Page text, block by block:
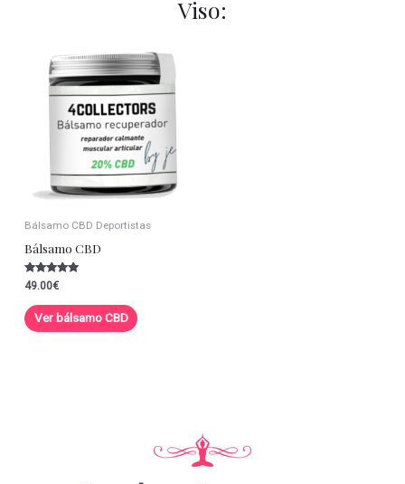
Viso:
Bálsamo CBD Deportistas
Bálsamo CBD
Valorado con
5.00
de 5
49.00€
Ver bálsamo CBD